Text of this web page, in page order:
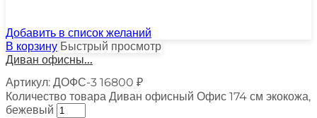
Добавить в список желаний
В корзину Быстрый просмотр
Диван офисны...
Артикул: ДОФС-3 16800 ₽
Количество товара Диван офисный Офис 174 см экокожа,
бежевый